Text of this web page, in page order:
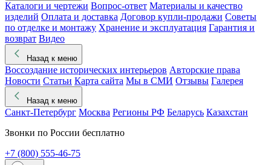
Каталоги и чертежи Вопрос-ответ Материалы и качество
изделий Оплата и доставка Договор купли-продажи Советы
по отделке и монтажу Хранение и эксплуатация Гарантия и
возврат Видео
Назад к меню
Воссоздание исторических интерьеров Авторские права
Новости Статьи Карта сайта Мы в СМИ Отзывы Галерея
Назад к меню
Санкт-Петербург Москва Регионы РФ Беларусь Казахстан
Звонки по России бесплатно
+7 (800) 555-46-75